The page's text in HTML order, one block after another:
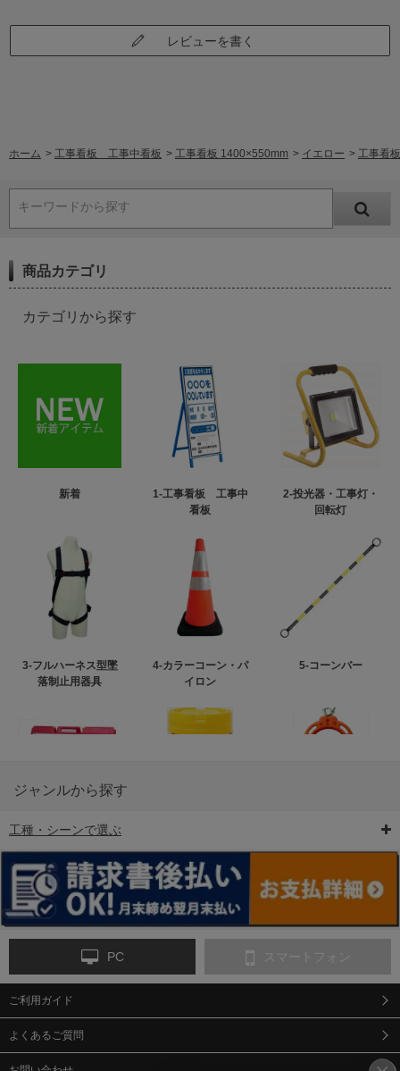
レビューを書く
ホーム > 工事看板 工事中看板 > 工事看板 1400×550mm > イエロー > 工事看
キーワードから探す
商品カテゴリ
カテゴリから探す
新着
1-工事看板 工事中
看板
2-投光器・工事灯・
回転灯
3-フルハーネス型墜
落制止用器具
4-カラーコーン・パ
イロン
5-コーンバー
6-矢印板/LED矢印板
ンス
9-点字マット・タイ
ジャンルから探す
工種・シーンで選ぶ
PC スマートフォン
ご利用ガイド
よくあるご質問